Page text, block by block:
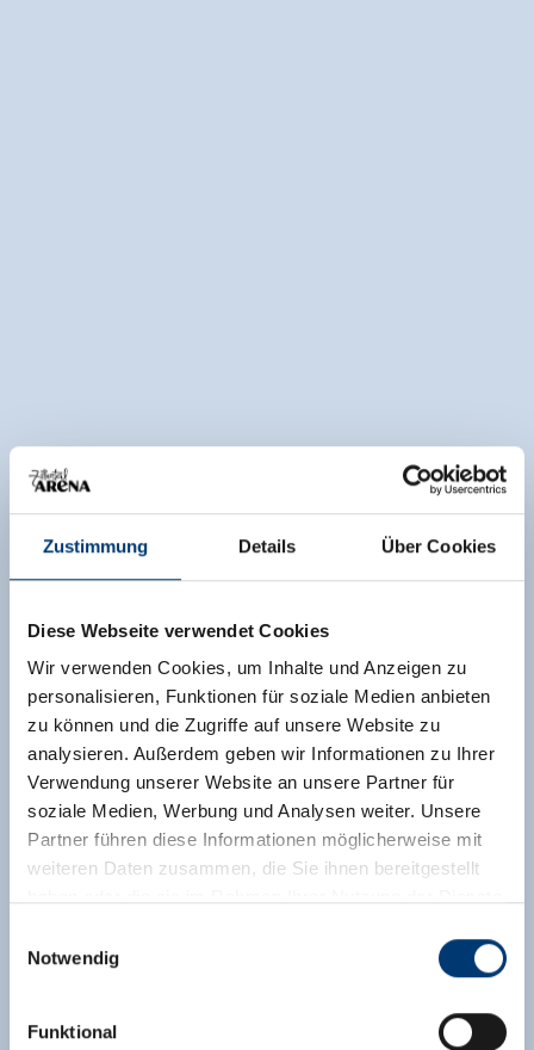
Zustimmung Details Über Cookies
Diese Webseite verwendet Cookies
Wir verwenden Cookies, um Inhalte und Anzeigen zu
personalisieren, Funktionen für soziale Medien anbieten
zu können und die Zugriffe auf unsere Website zu
analysieren. Außerdem geben wir Informationen zu Ihrer
Verwendung unserer Website an unsere Partner für
soziale Medien, Werbung und Analysen weiter. Unsere
Partner führen diese Informationen möglicherweise mit
weiteren Daten zusammen, die Sie ihnen bereitgestellt
Rohr 23// A-6280 Zell am Ziller
Notwendig
Funktional